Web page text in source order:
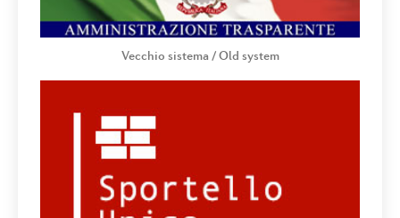
Vecchio sistema / Old system